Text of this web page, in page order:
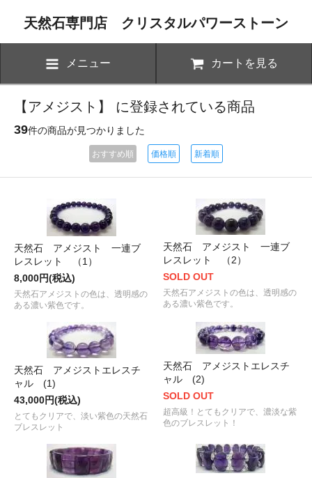
天然石専門店 クリスタルパワーストーン
メニュー カートを見る
【アメジスト】 に登録されている商品
39件の商品が見つかりました
おすすめ順 価格順 新着順
天然石 アメジスト 一連ブ
レスレット （1）
8,000円(税込)
天然石アメジストの色は、透明感の
ある濃い紫色です。
天然石 アメジスト 一連ブ
レスレット （2）
SOLD OUT
天然石アメジストの色は、透明感の
ある濃い紫色です。
天然石 アメジストエレスチ
ャル (1)
43,000円(税込)
とてもクリアで、淡い紫色の天然石
ブレスレット
天然石 アメジストエレスチ
ャル (2)
SOLD OUT
超高級！とてもクリアで、濃淡な紫
色のブレスレット！